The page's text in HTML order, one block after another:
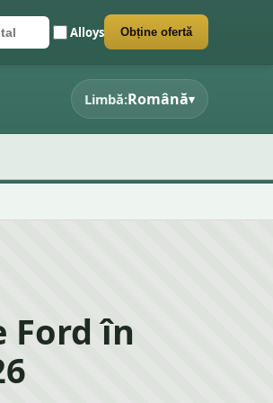
Alloys Obține ofertă
Limbă:Română▾
Ford în